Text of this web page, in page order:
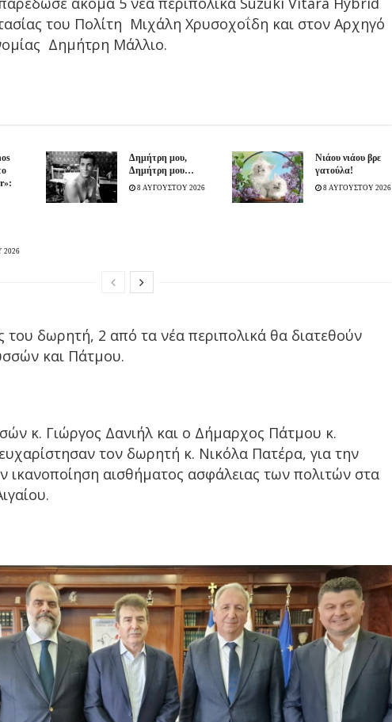
του Πολίτη Μιχάλη Χρυσοχοΐδη και στον Αρχηγό
Δημήτρη Μάλλιο.
2026
Δημήτρη μου,
Δημήτρη μου…
8 ΑΥΓΟΥΣΤΟΥ 2026
Νιάου νιάου βρε
γατούλα!
8 ΑΥΓΟΥΣΤΟΥ 2026
του δωρητή, 2 από τα νέα περιπολικά θα διατεθούν
και Πάτμου.
κ. Γιώργος Δανιήλ και ο Δήμαρχος Πάτμου κ.
τον δωρητή κ. Νικόλα Πατέρα, για την
ικανοποίηση αισθήματος ασφάλειας των πολιτών στα